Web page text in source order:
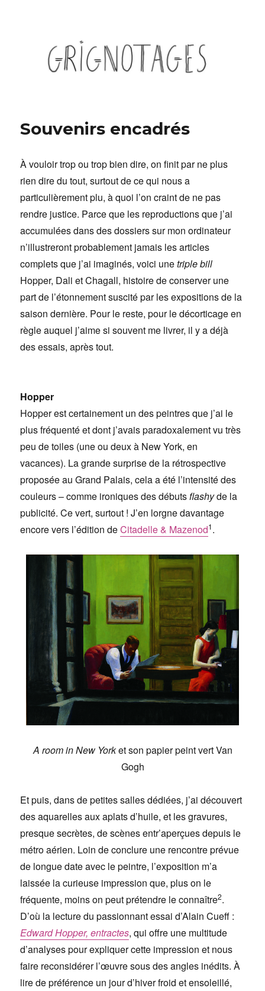
Souvenirs encadrés
À vouloir trop ou trop bien dire, on finit par ne plus
rien dire du tout, surtout de ce qui nous a
particulièrement plu, à quoi l’on craint de ne pas
rendre justice. Parce que les reproductions que j’ai
accumulées dans des dossiers sur mon ordinateur
n’illustreront probablement jamais les articles
complets que j’ai imaginés, voici unetriple bill
Hopper, Dali et Chagall, histoire de conserver une
part de l’étonnement suscité par les expositions de la
saison dernière. Pour le reste, pour le décorticage en
règle auquel j’aime si souvent me livrer, il y a déjà
des essais, après tout.
Hopper
Hopper est certainement un des peintres que j’ai le
plus fréquenté et dont j’avais paradoxalement vu très
peu de toiles (une ou deux à New York, en
vacances). La grande surprise de la rétrospective
proposée au Grand Palais, cela a été l’intensité des
couleurs – comme ironiques des débutsflashyde la
publicité. Ce vert, surtout ! J’en lorgne davantage
encore vers l’édition deCitadelle & Mazenod1.
A room in New Yorket son papier peint vert Van
Gogh
Et puis, dans de petites salles dédiées, j’ai découvert
des aquarelles aux aplats d’huile, et les gravures,
presque secrètes, de scènes entr’aperçues depuis le
métro aérien. Loin de conclure une rencontre prévue
de longue date avec le peintre, l’exposition m’a
laissée la curieuse impression que, plus on le
fréquente, moins on peut prétendre le connaître2.
D’où la lecture du passionnant essai d’Alain Cueff :
Edward Hopper, entractes, qui offre une multitude
d’analyses pour expliquer cette impression et nous
faire reconsidérer l’œuvre sous des angles inédits. À
lire de préférence un jour d’hiver froid et ensoleillé,